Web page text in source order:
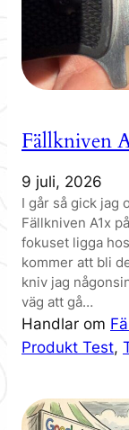
Fällkniven
9 juli, 2026
I går så gick jag
Fällkniven A1x
fokuset ligga
kommer att bli
kniv jag
väg att gå…
Handlar om
Produkt Test,